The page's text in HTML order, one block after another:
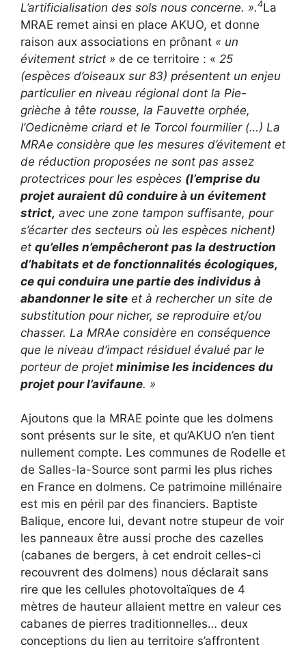
L’artificialisation des sols nous concerne. ».4La
MRAE remet ainsi en place AKUO, et donne
raison aux associations en prônant « un
évitement strict » de ce territoire : « 25
(espèces d’oiseaux sur 83) présentent un enjeu
particulier en niveau régional dont la Pie-
grièche à tête rousse, la Fauvette orphée,
l’Oedicnème criard et le Torcol fourmilier (…) La
MRAe considère que les mesures d’évitement et
de réduction proposées ne sont pas assez
protectrices pour les espèces (l’emprise du
projet auraient dû conduire à un évitement
strict, avec une zone tampon suffisante, pour
s’écarter des secteurs où les espèces nichent)
et qu’elles n’empêcheront pas la destruction
d’habitats et de fonctionnalités écologiques,
ce qui conduira une partie des individus à
abandonner le site et à rechercher un site de
substitution pour nicher, se reproduire et/ou
chasser. La MRAe considère en conséquence
que le niveau d’impact résiduel évalué par le
porteur de projet minimise les incidences du
projet pour l’avifaune. »
Ajoutons que la MRAE pointe que les dolmens
sont présents sur le site, et qu’AKUO n’en tient
nullement compte. Les communes de Rodelle et
de Salles-la-Source sont parmi les plus riches
en France en dolmens. Ce patrimoine millénaire
est mis en péril par des financiers. Baptiste
Balique, encore lui, devant notre stupeur de voir
les panneaux être aussi proche des cazelles
(cabanes de bergers, à cet endroit celles-ci
recouvrent des dolmens) nous déclarait sans
rire que les cellules photovoltaïques de 4
mètres de hauteur allaient mettre en valeur ces
cabanes de pierres traditionnelles… deux
conceptions du lien au territoire s’affrontent